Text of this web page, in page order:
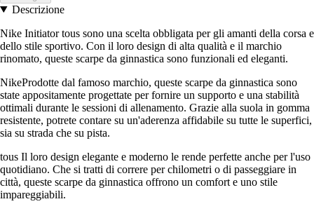
Descrizione
Nike Initiator tous sono una scelta obbligata per gli amanti della corsa e
dello stile sportivo. Con il loro design di alta qualità e il marchio
rinomato, queste scarpe da ginnastica sono funzionali ed eleganti.
NikeProdotte dal famoso marchio, queste scarpe da ginnastica sono
state appositamente progettate per fornire un supporto e una stabilità
ottimali durante le sessioni di allenamento. Grazie alla suola in gomma
resistente, potrete contare su un'aderenza affidabile su tutte le superfici,
sia su strada che su pista.
tous Il loro design elegante e moderno le rende perfette anche per l'uso
quotidiano. Che si tratti di correre per chilometri o di passeggiare in
città, queste scarpe da ginnastica offrono un comfort e uno stile
impareggiabili.